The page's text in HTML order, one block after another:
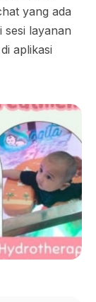
yang ada
sesi layanan
aplikasi